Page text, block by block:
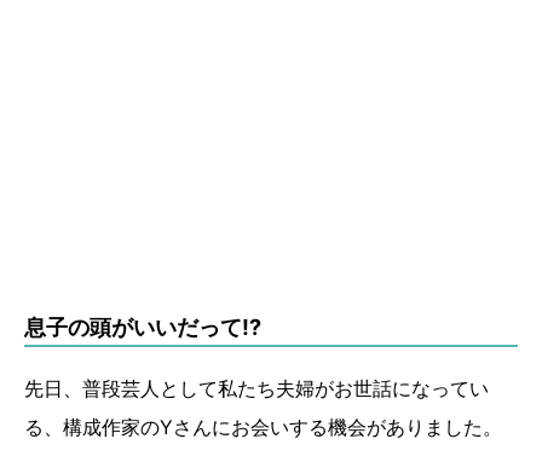
息子の頭がいいだって!?
先日、普段芸人として私たち夫婦がお世話になってい
る、構成作家のYさんにお会いする機会がありました。